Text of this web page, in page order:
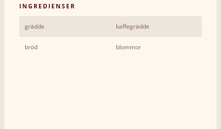
INGREDIENSER
grädde kaffegrädde
bröd blommor